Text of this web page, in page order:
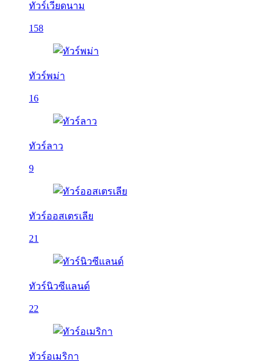
ทัวร์เวียดนาม
158
ทัวร์พม่า
16
ทัวร์ลาว
9
ทัวร์ออสเตรเลีย
21
ทัวร์นิวซีแลนด์
22
ทัวร์อเมริกา